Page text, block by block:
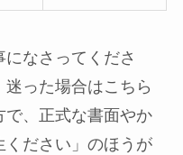
なさってくださ
った場合はこちら
で、正式な書面やか
ください」のほうが